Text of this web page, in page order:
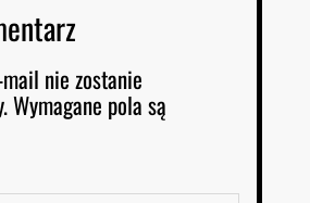
nie zostanie
Wymagane pola są